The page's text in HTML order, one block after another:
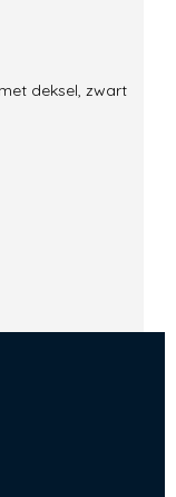
deksel, zwart